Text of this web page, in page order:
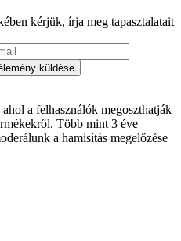
kérjük, írja meg tapasztalatait
küldése
a felhasználók megoszthatják
Több mint 3 éve
a hamisítás megelőzése